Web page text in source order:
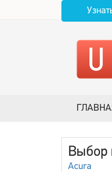
Выбор
Acura